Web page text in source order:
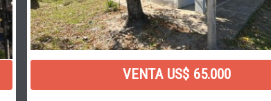
VENTA US$ 65.000